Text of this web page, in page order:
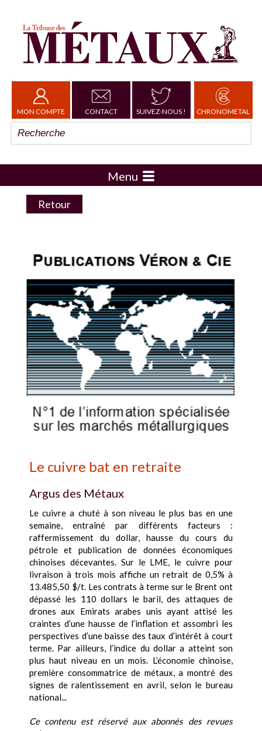
MON COMPTE CONTACT SUIVEZ-NOUS ! CHRONOMETAL
Menu
Retour
Le cuivre bat en retraite
Argus des Métaux
Le cuivre a chuté à son niveau le plus bas en une
semaine, entraîné par différents facteurs :
raffermissement du dollar, hausse du cours du
pétrole et publication de données économiques
chinoises décevantes. Sur le LME, le cuivre pour
livraison à trois mois affiche un retrait de 0,5% à
13.485,50 $/t. Les contrats à terme sur le Brent ont
dépassé les 110 dollars le baril, des attaques de
drones aux Emirats arabes unis ayant attisé les
craintes d’une hausse de l’inflation et assombri les
perspectives d’une baisse des taux d’intérêt à court
terme. Par ailleurs, l’indice du dollar a atteint son
plus haut niveau en un mois. L’économie chinoise,
première consommatrice de métaux, a montré des
signes de ralentissement en avril, selon le bureau
national...
Ce contenu est réservé aux abonnés des revues